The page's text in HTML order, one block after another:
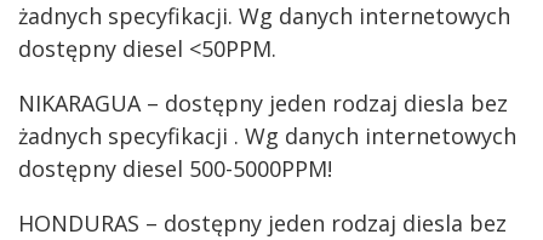
żadnych specyfikacji. Wg danych internetowych
dostępny diesel <50PPM.
NIKARAGUA – dostępny jeden rodzaj diesla bez
żadnych specyfikacji . Wg danych internetowych
dostępny diesel 500-5000PPM!
HONDURAS – dostępny jeden rodzaj diesla bez